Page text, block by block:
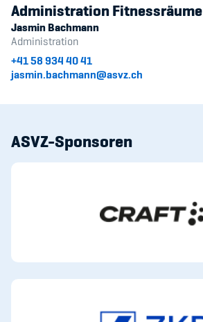
Administration Fitnessräume
Jasmin Bachmann
Administration
+41 58 934 40 41
jasmin.bachmann@asvz.ch
ASVZ-Sponsoren